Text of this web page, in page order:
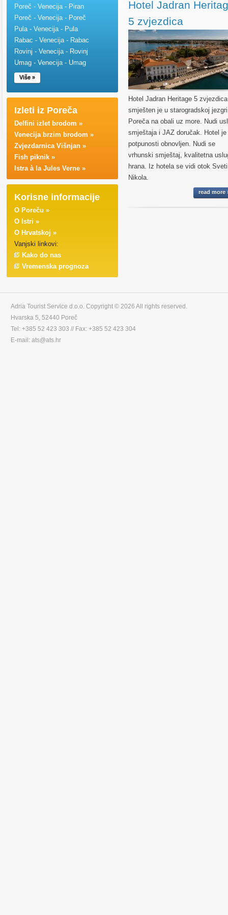
Poreč - Venecija - Piran
Poreč - Venecija - Poreč
Pula - Venecija - Pula
Rabac - Venecija - Rabac
Rovinj - Venecija - Rovinj
Umag - Venecija - Umag
Više »
Izleti iz Poreča
Delfini izlet brodom »
Venecija brzim brodom »
Zvjezdarnica Višnjan »
Fish piknik »
Istra à la Jules Verne »
Korisne informacije
O Poreču »
O Istri »
O Hrvatskoj »
Vanjski linkovi:
Kako do nas
Vremenska prognoza
Hotel Jadran
5 zvjezdica
Hotel Jadran Heritage 5 zvjezdica
smješten je u starogradskoj jezgri
Poreča na obali uz more. Nudi
smještaja i JAZ doručak. Hotel je
potpunosti obnovljen. Nudi se
vrhunski smještaj, kvalitetna
hrana. Iz hotela se vidi otok Sveti
Nikola.
read more
Adria Tourist Service d.o.o. Copyright © 2026 All rights reserved.
Hvarska 5, 52440 Poreč
Tel: +385 52 423 303 // Fax: +385 52 423 304
E-mail: ats@ats.hr